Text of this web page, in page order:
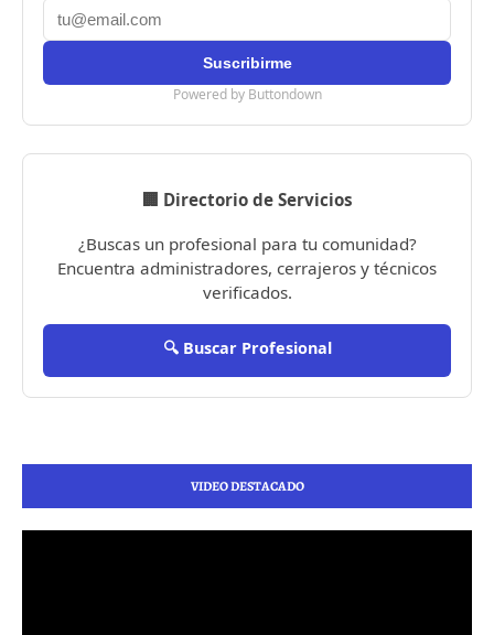
Powered by Buttondown
🏢 Directorio de Servicios
¿Buscas un profesional para tu comunidad?
Encuentra administradores, cerrajeros y técnicos
verificados.
🔍 Buscar Profesional
VIDEO DESTACADO